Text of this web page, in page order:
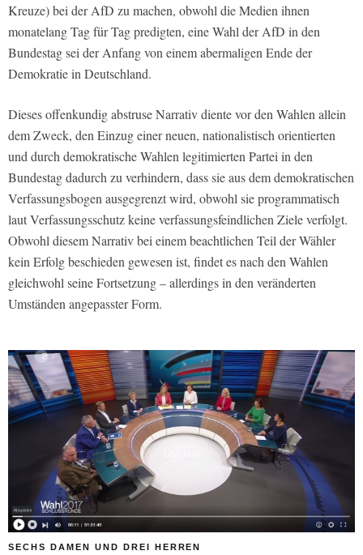
Kreuze) bei der AfD zu machen, obwohl die Medien ihnen
monatelang Tag für Tag predigten, eine Wahl der AfD in den
Bundestag sei der Anfang von einem abermaligen Ende der
Demokratie in Deutschland.
Dieses offenkundig abstruse Narrativ diente vor den Wahlen allein
dem Zweck, den Einzug einer neuen, nationalistisch orientierten
und durch demokratische Wahlen legitimierten Partei in den
Bundestag dadurch zu verhindern, dass sie aus dem demokratischen
Verfassungsbogen ausgegrenzt wird, obwohl sie programmatisch
laut Verfassungsschutz keine verfassungsfeindlichen Ziele verfolgt.
Obwohl diesem Narrativ bei einem beachtlichen Teil der Wähler
kein Erfolg beschieden gewesen ist, findet es nach den Wahlen
gleichwohl seine Fortsetzung – allerdings in den veränderten
Umständen angepasster Form.
SECHS DAMEN UND DREI HERREN